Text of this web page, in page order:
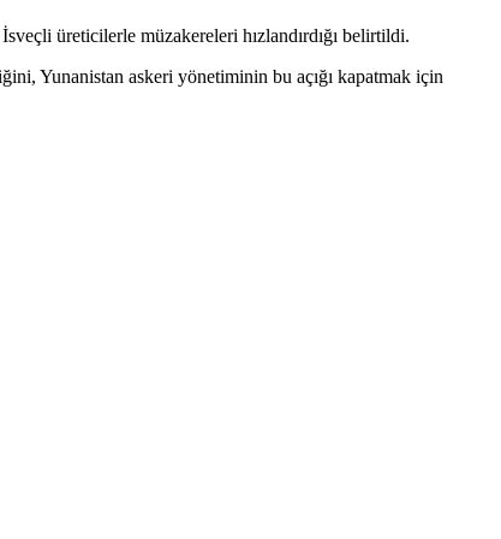
üreticilerle müzakereleri hızlandırdığı belirtildi.
Yunanistan askeri yönetiminin bu açığı kapatmak için